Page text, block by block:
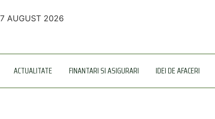
7 AUGUST 2026
ACTUALITATE FINANTARI SI ASIGURARI IDEI DE AFACERI